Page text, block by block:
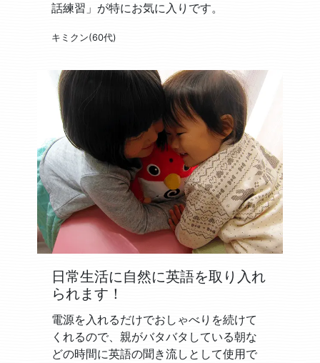
話練習」が特にお気に入りです。
キミクン(60代)
日常生活に自然に英語を取り入れ
られます！
電源を入れるだけでおしゃべりを続けて
くれるので、親がバタバタしている朝な
どの時間に英語の聞き流しとして使用で